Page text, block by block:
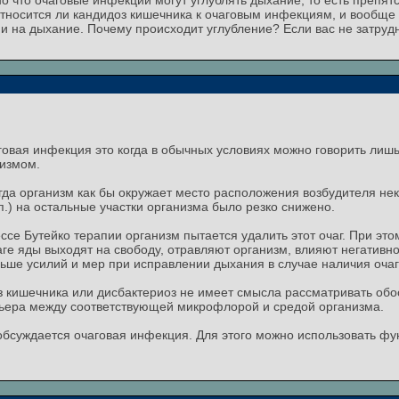
ли кандидоз кишечника к очаговым инфекциям, и вообще
на дыхание. Почему происходит углубление? Если вас не
инфекция это когда в обычных условиях можно говорить
организм как бы окружает место расположения возбудителя
на остальные участки организма было резко снижено.
Бутейко терапии организм пытается удалить этот очаг. При
яды выходят на свободу, отравляют организм, влияют
усилий и мер при исправлении дыхания в случае наличия
кишечника или дисбактериоз не имеет смысла рассматривать
между соответствующей микрофлорой и средой организма.
очаговая инфекция. Для этого можно использовать